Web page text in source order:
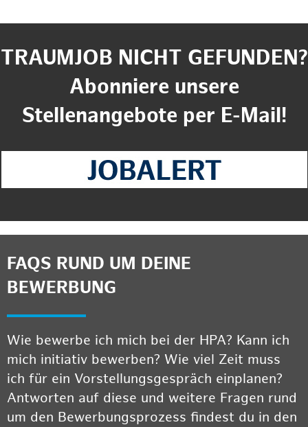
TRAUMJOB NICHT GEFUNDEN?
Abonniere unsere
Stellenangebote per E-Mail!
FAQS RUND UM DEINE
BEWERBUNG
Wie bewerbe ich mich bei der HPA? Kann ich
mich initiativ bewerben? Wie viel Zeit muss
ich für ein Vorstellungsgespräch einplanen?
Antworten auf diese und weitere Fragen rund
um den Bewerbungsprozess findest du in den